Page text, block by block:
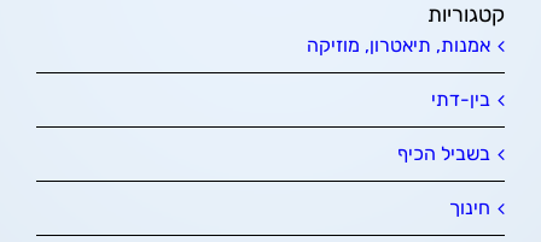
קטגוריות
אמנות, תיאטרון, מוזיקה
בין-דתי
בשביל הכיף
חינוך